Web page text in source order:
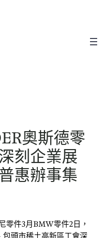
奧斯德零
刻企業展
惠辦事集
零件3月BMW零件2日，